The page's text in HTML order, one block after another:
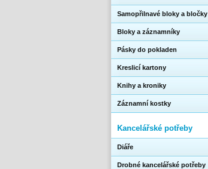
Samopřilnavé bloky a bločky
Bloky a záznamníky
Pásky do pokladen
Kreslicí kartony
Knihy a kroniky
Záznamní kostky
Kancelářské potřeby
Diáře
Drobné kancelářské potřeby